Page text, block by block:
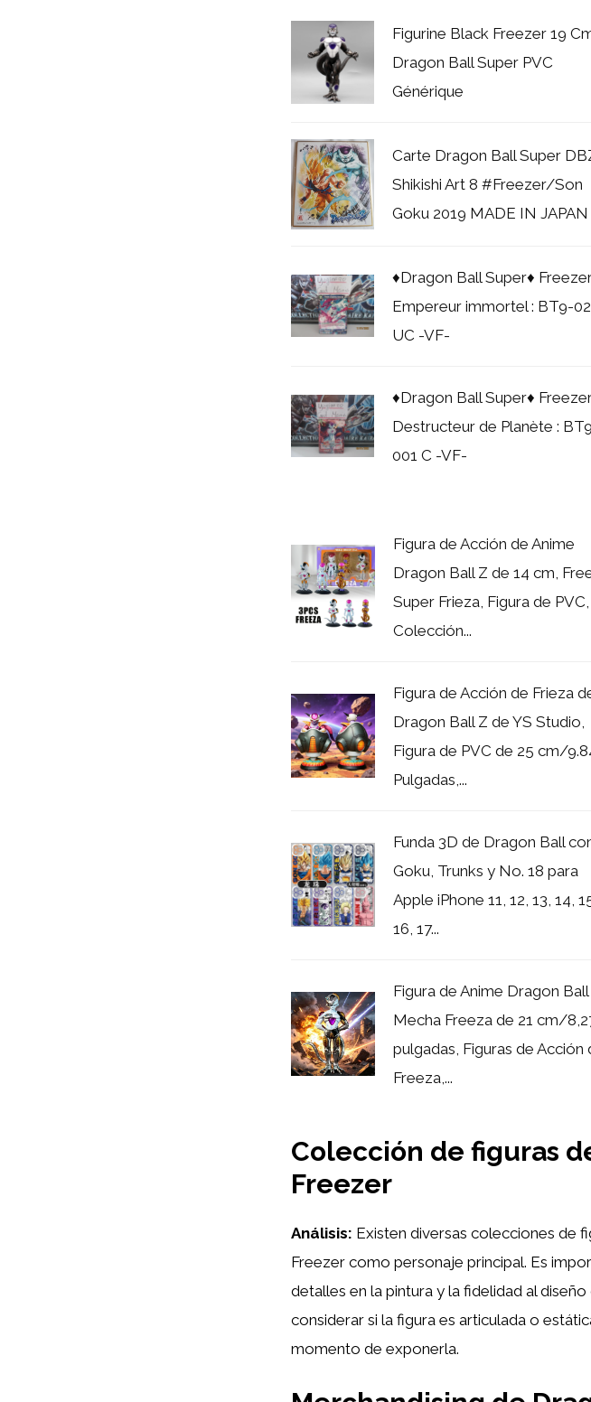
Figurine Black Freezer 19
Dragon Ball Super PVC
Générique
Carte Dragon Ball Super
Shikishi Art 8 #Freezer/Son
Goku 2019 MADE IN JAPAN
♦Dragon Ball Super♦
Empereur immortel : BT9-
UC -VF-
♦Dragon Ball Super♦
Destructeur de Planète :
001 C -VF-
Figura de Acción de Anime
Dragon Ball Z de 14 cm,
Super Frieza, Figura de PVC,
Colección...
Figura de Acción de Frieza
Dragon Ball Z de YS Studio,
Figura de PVC de 25 cm/
Pulgadas,...
Funda 3D de Dragon Ball
Goku, Trunks y No. 18 para
Apple iPhone 11, 12, 13, 14,
16, 17...
Figura de Anime Dragon Ball
Mecha Freeza de 21 cm/
pulgadas, Figuras de Acción
Freeza,...
Colección de figuras
Freezer
Análisis: Existen diversas colecciones de
Freezer como personaje principal. Es
detalles en la pintura y la fidelidad al
considerar si la figura es articulada o
momento de exponerla.